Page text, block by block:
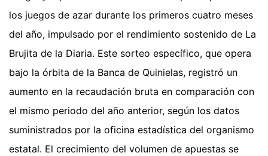
los juegos de azar durante los primeros cuatro meses
del año, impulsado por el rendimiento sostenido de La
Brujita de la Diaria. Este sorteo específico, que opera
bajo la órbita de la Banca de Quinielas, registró un
aumento en la recaudación bruta en comparación con
el mismo periodo del año anterior, según los datos
suministrados por la oficina estadística del organismo
estatal. El crecimiento del volumen de apuestas se